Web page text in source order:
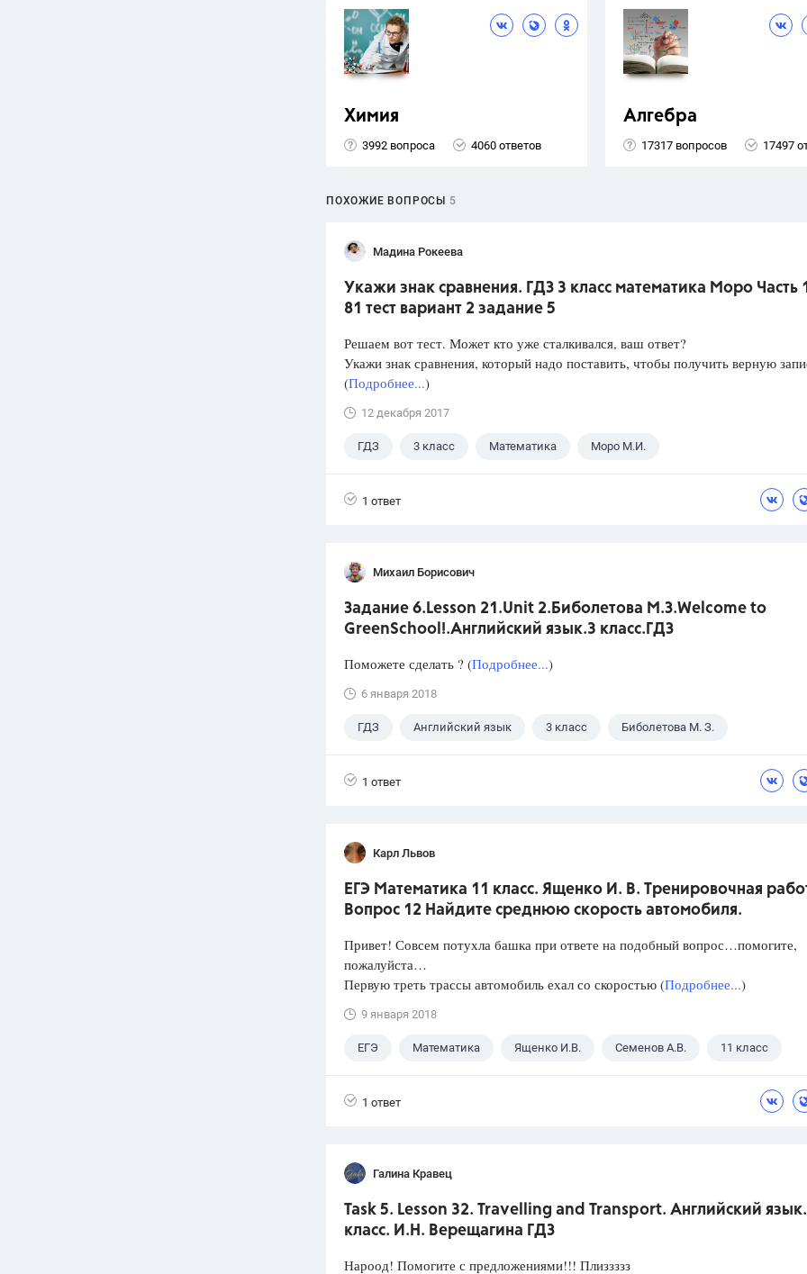
Химия
3992 вопроса 4060 ответов
Алгебра
17317 вопросов 17497
ПОХОЖИЕ ВОПРОСЫ 5
Мадина Рокеева
Укажи знак сравнения. ГДЗ 3 класс математика Моро Часть
81 тест вариант 2 задание 5
Решаем вот тест. Может кто уже сталкивался, ваш ответ?
Укажи знак сравнения, который надо поставить, чтобы получить верную
(Подробнее...)
12 декабря 2017
ГДЗ 3 класс Математика Моро М.И.
1 ответ
Михаил Борисович
Задание 6.Lesson 21.Unit 2.Биболетова М.З.Welcome to
GreenSchool!.Английский язык.3 класс.ГДЗ
Поможете сделать ? (Подробнее...)
6 января 2018
ГДЗ Английский язык 3 класс Биболетова М. З.
1 ответ
Карл Львов
ЕГЭ Математика 11 класс. Ященко И. В. Тренировочная
Вопрос 12 Найдите среднюю скорость автомобиля.
Привет! Совсем потухла башка при ответе на подобный вопрос…помогите,
пожалуйста…
Первую треть трассы автомобиль ехал со скоростью (Подробнее...)
9 января 2018
ЕГЭ Математика Ященко И.В. Семенов А.В. 11 класс
1 ответ
Галина Кравец
Task 5. Lesson 32. Travelling and Transport. Английский
класс. И.Н. Верещагина ГДЗ
Нароод! Помогите с предложениями!!! Плиззззз